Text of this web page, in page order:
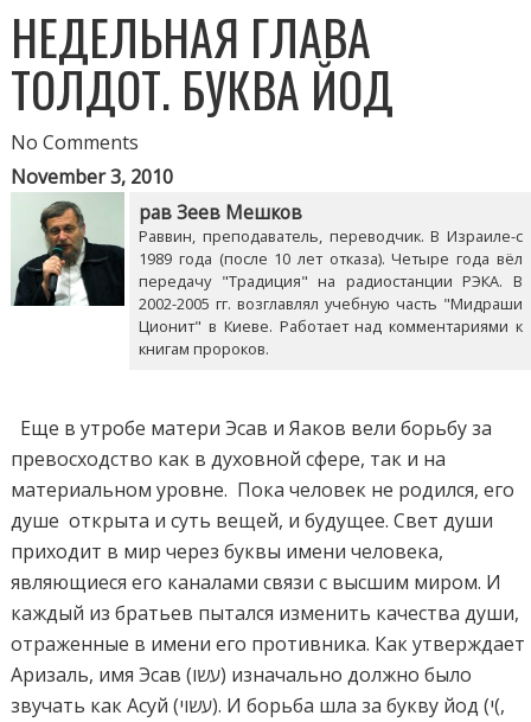
НЕДЕЛЬНАЯ ГЛАВА
ТОЛДОТ. БУКВА ЙОД
No Comments
November 3, 2010
рав Зеев Мешков
Раввин, преподаватель, переводчик. В Израиле-с
1989 года (после 10 лет отказа). Четыре года вёл
передачу "Традиция" на радиостанции РЭКА. В
2002-2005 гг. возглавлял учебную часть "Мидраши
Ционит" в Киеве. Работает над комментариями к
книгам пророков.
Еще в утробе матери Эсав и Яаков вели борьбу за
превосходство как в духовной сфере, так и на
материальном уровне. Пока человек не родился, его
душе открыта и суть вещей, и будущее. Свет души
приходит в мир через буквы имени человека,
являющиеся его каналами связи с высшим миром. И
каждый из братьев пытался изменить качества души,
отраженные в имени его противника. Как утверждает
Аризаль, имя Эсав (עשו) изначально должно было
звучать как Асуй (עשוי). И борьба шла за букву йод (י(,